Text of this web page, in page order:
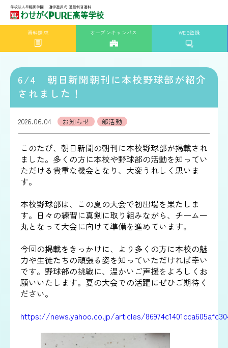
資料請求 オープンキャンパス WEB登録
6/4 朝日新聞朝刊に本校野球部が紹介
されました！
2026.06.04 お知らせ 部活動
このたび、朝日新聞の朝刊に本校野球部が掲載され
ました。多くの方に本校や野球部の活動を知ってい
ただける貴重な機会となり、大変うれしく思いま
す。
本校野球部は、この夏の大会で初出場を果たしま
す。日々の練習に真剣に取り組みながら、チーム一
丸となって大会に向けて準備を進めています。
今回の掲載をきっかけに、より多くの方に本校の魅
力や生徒たちの頑張る姿を知っていただければ幸い
です。野球部の挑戦に、温かいご声援をよろしくお
願いいたします。夏の大会での活躍にぜひご期待く
ださい。
https://news.yahoo.co.jp/articles/